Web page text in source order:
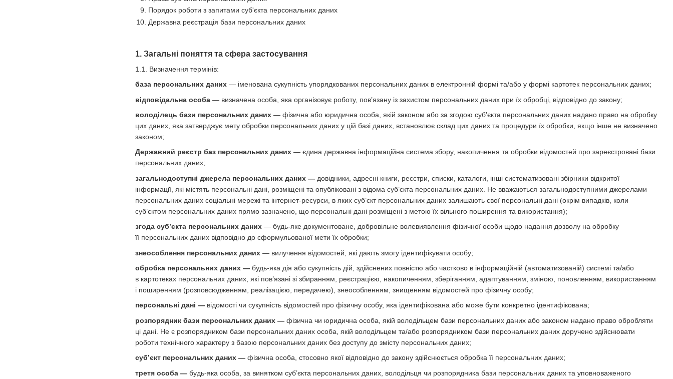
Порядок роботи з запитами суб'єкта персональних даних
Державна реєстрація бази персональних даних
1. Загальні поняття та сфера застосування
1.1. Визначення термінів:
база персональних даних — іменована сукупність упорядкованих персональних даних в електронній формі та/або у формі картотек персональних даних;
відповідальна особа — визначена особа, яка організовує роботу, пов’язану із захистом персональних даних при їх обробці, відповідно до закону;
володілець бази персональних даних — фізична або юридична особа, якій законом або за згодою суб’єкта персональних даних надано право на обробку
цих даних, яка затверджує мету обробки персональних даних у цій базі даних, встановлює склад цих даних та процедури їх обробки, якщо інше не визначено
законом;
Державний реєстр баз персональних даних — єдина державна інформаційна система збору, накопичення та обробки відомостей про зареєстровані бази
персональних даних;
загальнодоступні джерела персональних даних — довідники, адресні книги, реєстри, списки, каталоги, інші систематизовані збірники відкритої
інформації, які містять персональні дані, розміщені та опубліковані з відома суб’єкта персональних даних. Не вважаються загальнодоступними джерелами
персональних даних соціальні мережі та інтернет-ресурси, в яких суб’єкт персональних даних залишають свої персональні дані (окрім випадків, коли
суб’єктом персональних даних прямо зазначено, що персональні дані розміщені з метою їх вільного поширення та використання);
згода суб’єкта персональних даних — будь-яке документоване, добровільне волевиявлення фізичної особи щодо надання дозволу на обробку
її персональних даних відповідно до сформульованої мети їх обробки;
знеособлення персональних даних — вилучення відомостей, які дають змогу ідентифікувати особу;
обробка персональних даних — будь-яка дія або сукупність дій, здійснених повністю або частково в інформаційній (автоматизованій) системі та/або
в картотеках персональних даних, які пов’язані зі збиранням, реєстрацією, накопиченням, зберіганням, адаптуванням, зміною, поновленням, використанням
і поширенням (розповсюдженням, реалізацією, передачею), знеособленням, знищенням відомостей про фізичну особу;
персональні дані — відомості чи сукупність відомостей про фізичну особу, яка ідентифікована або може бути конкретно ідентифікована;
розпорядник бази персональних даних — фізична чи юридична особа, якій володільцем бази персональних даних або законом надано право обробляти
ці дані. Не є розпорядником бази персональних даних особа, якій володільцем та/або розпорядником бази персональних даних доручено здійснювати
роботи технічного характеру з базою персональних даних без доступу до змісту персональних даних;
суб’єкт персональних даних — фізична особа, стосовно якої відповідно до закону здійснюється обробка її персональних даних;
третя особа — будь-яка особа, за винятком суб’єкта персональних даних, володільця чи розпорядника бази персональних даних та уповноваженого